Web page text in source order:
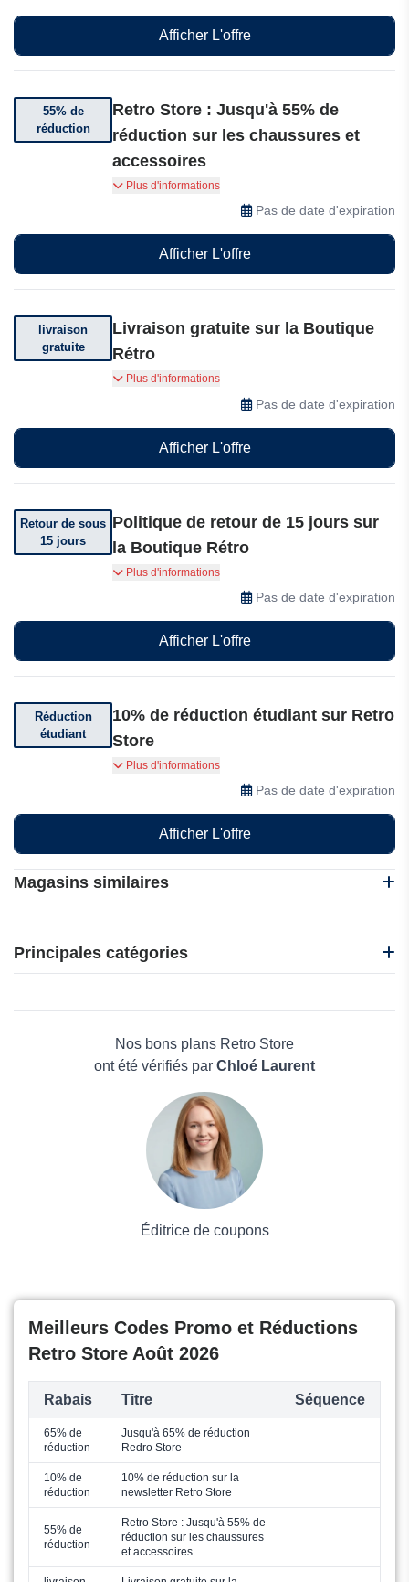
Magasins similaires
i-Run
Idakoos
Principales catégories
Maison & JardinNos bons plans Retro Store
ont été vérifiés par Chloé Laurent
Éditrice de coupons
Afficher L'offre
55% de
réduction
Retro Store : Jusqu'à 55% de
réduction sur les chaussures et
accessoires
Bénéficiez de 55% de réduction sur les
chaussures et accessoires chez Retro Store.
Plus d'informations
Pas de date d'expiration
Afficher L'offre
livraison
gratuite
Livraison gratuite sur la Boutique
Rétro
Livraison offerte sur votre commande.
Conditions générales applicables.
Plus d'informations
Pas de date d'expiration
Afficher L'offre
Retour de sous
15 jours
Politique de retour de 15 jours sur
la Boutique Rétro
Vous pouvez retourner votre commande dans
les 15 % suivant votre achat.
Plus d'informations
Pas de date d'expiration
Afficher L'offre
Réduction
étudiant
10% de réduction étudiant sur Retro
Store
Vérifiez votre statut étudiant et bénéficiez de
10% de réduction sur Retro Store.
Plus d'informations
Pas de date d'expiration
Afficher L'offre
Meilleurs Codes Promo et Réductions
Retro Store Août 2026
Rabais Titre Séquence
65% de
réduction
Jusqu'à 65% de réduction
Redro Store
10% de
réduction
10% de réduction sur la
newsletter Retro Store
55% de
réduction
Retro Store : Jusqu'à 55% de
réduction sur les chaussures
et accessoires